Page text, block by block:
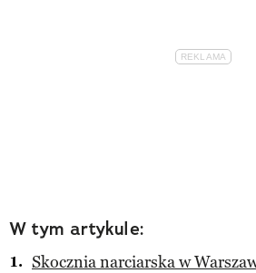
W tym artykule:
Skocznia narciarska w